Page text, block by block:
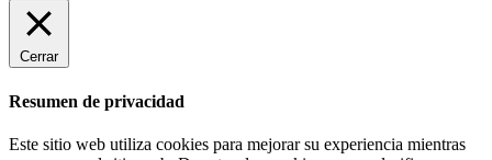
Cerrar
Resumen de privacidad
Este sitio web utiliza cookies para mejorar su experiencia mientras